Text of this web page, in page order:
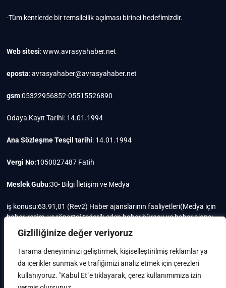
Gizliliğinize değer veriyoruz
Tarama deneyiminizi geliştirmek, kişiselleştirilmiş reklamlar ya
da içerikler sunmak ve trafiğimizi analiz etmek için çerezleri
kullanıyoruz. "Kabul Et"e tıklayarak, çerez kullanımımıza izin
-Tüm kentlerde bir temsilcilik açılması birinci hedefimizdir.
Web sitesi: www.avrasyahaber.net
eposta: avrasyahaber@avrasyahaber.net
gsm:05322956852-05515526890
Odaya Kayıt Tarihi: 14.01.1994
Ana Sözleşme Tesçil tarihi: 14.01.1994
Vergi No:1050027487 Fatih
Meslek Gubu:30- Bilgi İletişim ve Medya
iş konusu:63.91,01 (Rev2) Haber ajanslarının faaliyetleri(Medya için
haber, resim, ve röportaj tedarik eden haber bürosu ve haber ajansı
faaliyetleri)iştigal konusu ile ilgili olarak fotoğrafçılık, filimcilik,
yayıncılık, prodöktörlük, reklamcılık işleri ile Ana sözleşmede yazılı
olan diğer işleri yapar.
Mersis No: 0105002748700015